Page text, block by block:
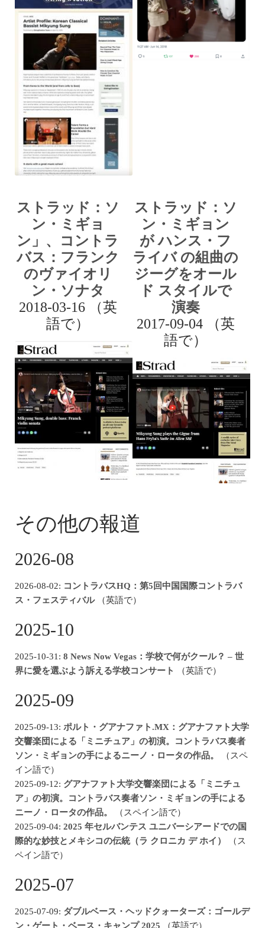
ストラッド：ソ
ン・ミギョ
ン」、コントラ
バス：フランク
のヴァイオリ
ン・ソナタ
2018-03-16 （英
語で）
ストラッド：ソ
ン・ミギョン
が ハンス・フ
ライバ の組曲の
ジーグをオール
ド スタイルで
演奏
2017-09-04 （英
語で）
その他の報道
2026-08
2026-08-02: コントラバスHQ：第5回中国国際コントラバ
ス・フェスティバル（英語で）
2025-10
2025-10-31: 8 News Now Vegas：学校で何がクール？ – 世
界に愛を選ぶよう訴える学校コンサート
（英語で）
2025-09
2025-09-13: ポルト・グアナファト.MX：グアナファト大学
交響楽団による「ミニチュア」の初演。コントラバス奏者
ソン・ミギョンの手によるニーノ・ロータの作品。
（スペ
イン語で）
2025-09-12: グアナファト大学交響楽団による「ミニチュ
ア」の初演。コントラバス奏者ソン・ミギョンの手による
ニーノ・ロータの作品。
（スペイン語で）
2025-09-04: 2025 年セルバンテス ユニバーシアードでの国
際的な妙技とメキシコの伝統（ラ クロニカ デ ホイ）
（ス
ペイン語で）
2025-07
2025-07-09: ダブルベース・ヘッドクォーターズ：ゴールデ
ン・ゲート・ベース・キャンプ 2025 （英語で）